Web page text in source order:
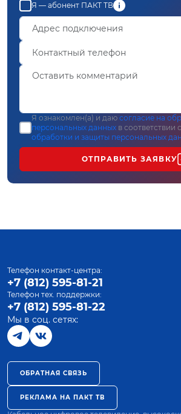
Я — абонент ПАКТ ТВ
Я ознакомлен(а) и даю согласие на
персональных данных в соответствии с
обработки и защиты персональных
ОТПРАВИТЬ ЗАЯВКУ
Телефон контакт-центра:
+7 (812) 595-81-21
Телефон тех. поддержки:
+7 (812) 595-81-22
Мы в соц. сетях:
ОБРАТНАЯ СВЯЗЬ
РЕКЛАМА НА ПАКТ ТВ